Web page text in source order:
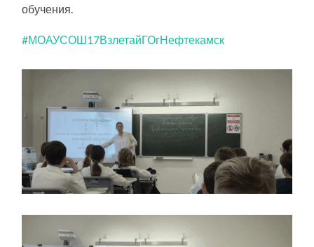
обучения.
#МОАУСОШ17ВзлетайГОгНефтекамск